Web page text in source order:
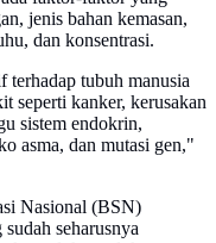
jenis bahan kemasan,
dan konsentrasi.
terhadap tubuh manusia
seperti kanker, kerusakan
sistem endokrin,
asma, dan mutasi gen,"
Nasional (BSN)
seharusnya